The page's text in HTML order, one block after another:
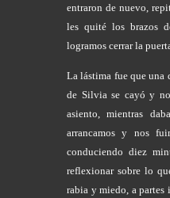
entraron de nuevo,
les quité los brazos
logramos cerrar la
La lástima fue que una
de Silvia se cayó y
asiento, mientras
arrancamos y nos
conduciendo diez
reflexionar sobre lo
rabia y miedo, a